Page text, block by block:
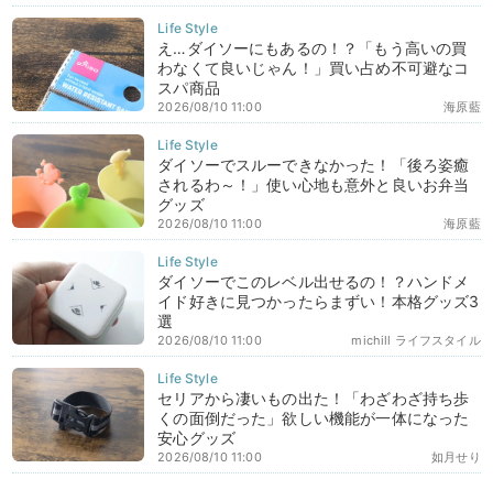
え…ダイソーにもあるの！？「もう高いの買
わなくて良いじゃん！」買い占め不可避なコ
スパ商品
海原藍
2026/08/10 11:00
ダイソーでスルーできなかった！「後ろ姿癒
されるわ～！」使い心地も意外と良いお弁当
グッズ
海原藍
2026/08/10 11:00
ダイソーでこのレベル出せるの！？ハンドメ
イド好きに見つかったらまずい！本格グッズ3
選
michill ライフスタイル
2026/08/10 11:00
セリアから凄いもの出た！「わざわざ持ち歩
くの面倒だった」欲しい機能が一体になった
安心グッズ
如月せり
2026/08/10 11:00